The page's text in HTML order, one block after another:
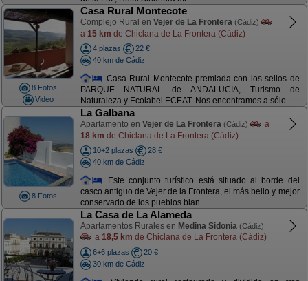
8 Fotos
Video
Casa Rural Montecote
Complejo Rural en Vejer de La Frontera (Cádiz)
a 15 km de Chiclana de La Frontera (Cádiz)
4 plazas
22 €
40 km de Cádiz
Casa Rural Montecote premiada con los sellos de
PARQUE NATURAL de ANDALUCIA, Turismo de
Naturaleza y Ecolabel ECEAT. Nos encontramos a sólo ...
8 Fotos
La Galbana
Apartamento en Vejer de La Frontera (Cádiz)
a
18 km de Chiclana de La Frontera (Cádiz)
10+2 plazas
28 €
40 km de Cádiz
Este conjunto turístico está situado al borde del
casco antiguo de Vejer de la Frontera, el más bello y mejor
conservado de los pueblos blan ...
La Casa de La Alameda
Apartamentos Rurales en Medina Sidonia (Cádiz)
a 18,5 km de Chiclana de La Frontera (Cádiz)
6+6 plazas
20 €
30 km de Cádiz